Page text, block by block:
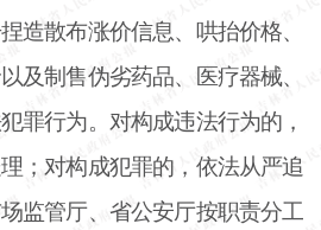
造散布涨价信息、哄抬价格、
及制售伪劣药品、医疗器械、
罪行为。对构成违法行为的，
；对构成犯罪的，依法从严追
监管厅、省公安厅按职责分工